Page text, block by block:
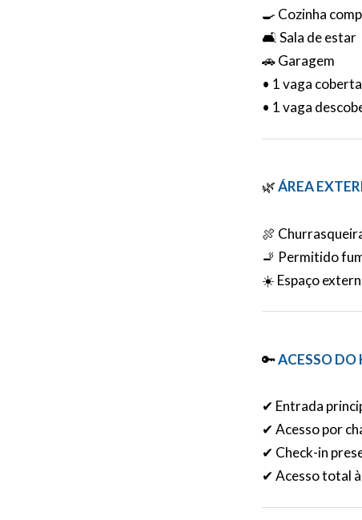
🍳 Cozinha
🛋️ Sala de estar
🚗 Garagem
• 1 vaga coberta
• 1 vaga
🌿ÁREA
🍖
🚬 Permitido
☀️ Espaço
🔑ACESSO DO
✔ Entrada
✔ Acesso por
✔ Check-in
✔ Acesso total